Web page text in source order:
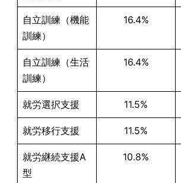
自立訓練（機能
訓練）
16.4%
自立訓練（生活
訓練）
16.4%
就労選択支援 11.5%
就労移行支援 11.5%
就労継続支援A
型
10.8%